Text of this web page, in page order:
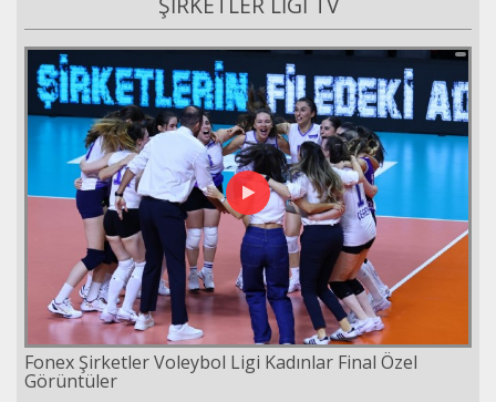
Fonex Şirketler Voleybol Ligi Kadınlar Final Özel
Görüntüler